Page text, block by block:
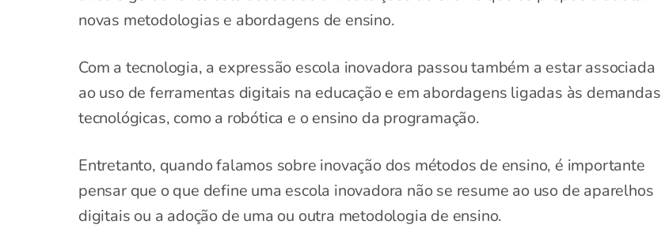
novas metodologias e abordagens de ensino.
Com a tecnologia, a expressão escola inovadora passou também a estar associada
ao uso de ferramentas digitais na educação e em abordagens ligadas às demandas
tecnológicas, como a robótica e o ensino da programação.
Entretanto, quando falamos sobre inovação dos métodos de ensino, é importante
pensar que o que define uma escola inovadora não se resume ao uso de aparelhos
digitais ou a adoção de uma ou outra metodologia de ensino.